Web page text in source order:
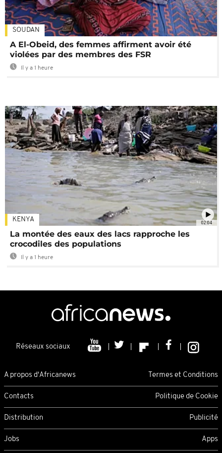
SOUDAN
A El-Obeid, des femmes affirment avoir été
violées par des membres des FSR
Il y a 1 heure
02:04
KENYA
La montée des eaux des lacs rapproche les
crocodiles des populations
Il y a 1 heure
Réseaux sociaux
A propos d'Africanews Termes et Conditions
Contacts Politique de Cookie
Distribution Publicité
Jobs Apps